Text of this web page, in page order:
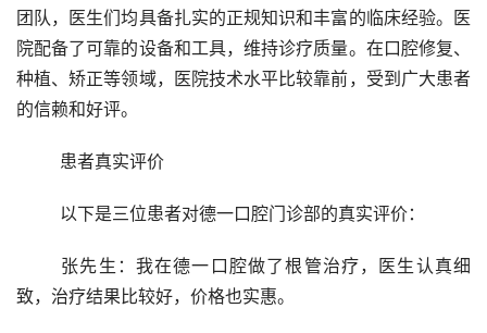
团队，医生们均具备扎实的正规知识和丰富的临床经验。医
院配备了可靠的设备和工具，维持诊疗质量。在口腔修复、
种植、矫正等领域，医院技术水平比较靠前，受到广大患者
的信赖和好评。
	患者真实评价
	以下是三位患者对德一口腔门诊部的真实评价：
致，治疗结果比较好，价格也实惠。